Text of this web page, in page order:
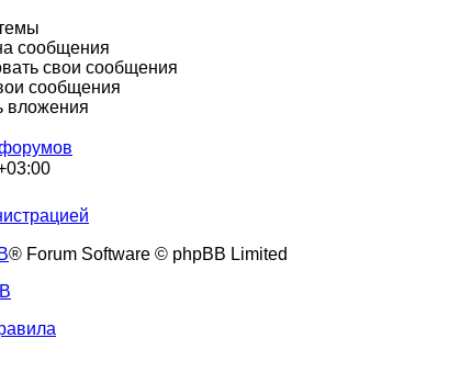
сообщения
свои сообщения
сообщения
вложения
® Forum Software © phpBB Limited